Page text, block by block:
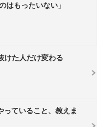
月７日（金）23時59
は、「心の中に
はもったいない」
けた人だけ変わる
っていること、教えま